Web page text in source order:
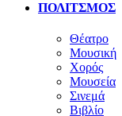
ΠΟΛΙΤΣΜΟΣ
Θέατρο
Μουσική
Χορός
Μουσεία
Σινεμά
Βιβλίο